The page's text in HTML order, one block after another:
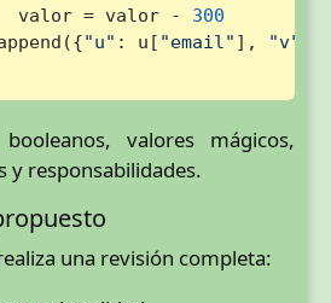
valor = valor -
300
"u" : u[ "email" ], "v"
valores mágicos,
y responsabilidades.
una revisión completa: